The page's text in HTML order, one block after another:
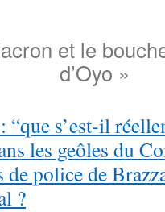
et le
d’Oyo »
s’est-il
les geôles du
police de
?